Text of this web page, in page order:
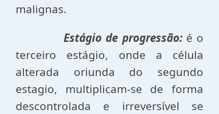
malignas.
Estágio de progressão:é o
terceiro estágio, onde a célula
alterada oriunda do segundo
estagio, multiplicam-se de forma
descontrolada e irreversível se